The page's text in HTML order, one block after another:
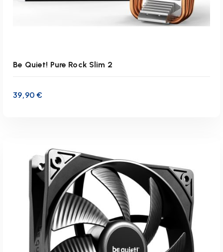
inkl. 19 % MwSt.
zzgl.
Versandkosten
Lieferzeit:
1-3 Werktage
IN DEN WARENKORB
Be Quiet! Pure Rock Slim 2
39,90 €